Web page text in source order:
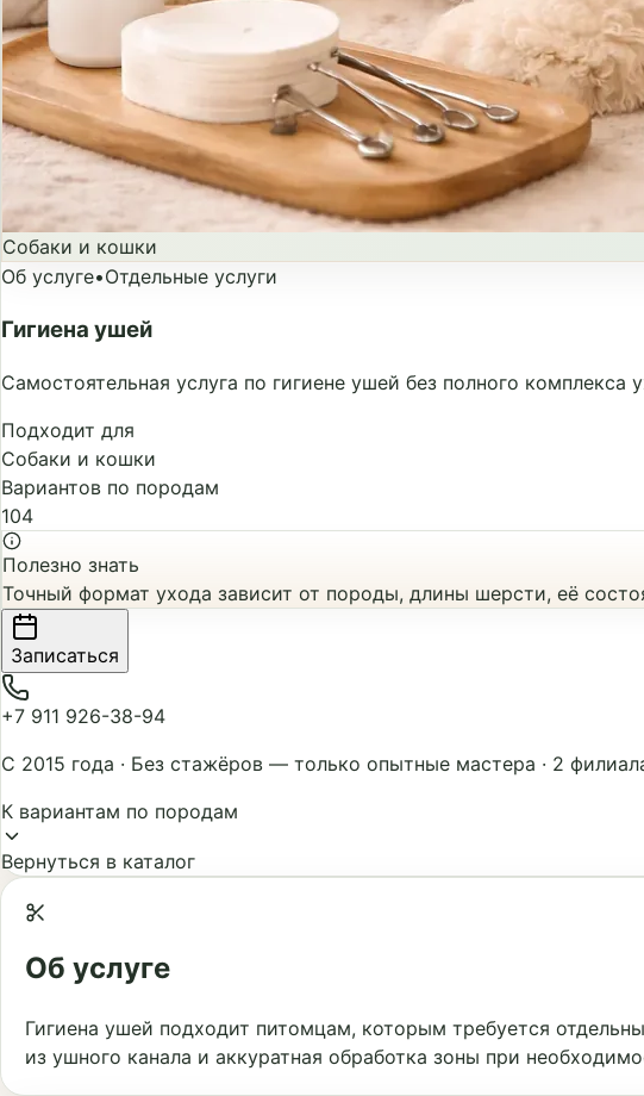
Собаки и кошки
Об услуге•Отдельные услуги
Гигиена ушей
Самостоятельная услуга по гигиене ушей без полного комплекса
Подходит для
Собаки и кошки
Вариантов по породам
104
Полезно знать
Точный формат ухода зависит от породы, длины шерсти, её
Записаться
+7 911 926-38-94
С 2015 года · Без стажёров — только опытные мастера · 2
К вариантам по породам
Вернуться в каталог
Об услуге
Гигиена ушей подходит питомцам, которым требуется
из ушного канала и аккуратная обработка зоны при